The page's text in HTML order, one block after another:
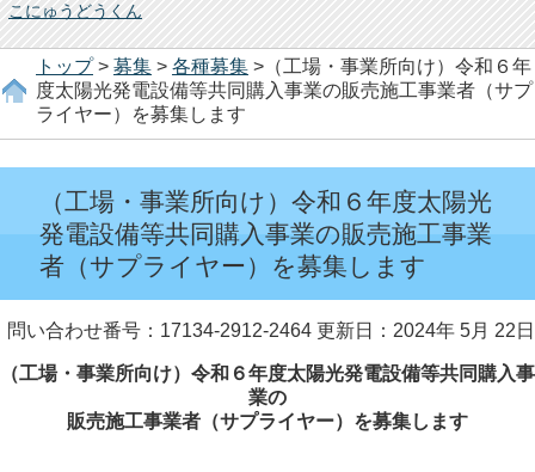
こにゅうどうくん
トップ> 募集 > 各種募集 >（工場・事業所向け）令和６年
度太陽光発電設備等共同購入事業の販売施工事業者（サプ
ライヤー）を募集します
（工場・事業所向け）令和６年度太陽光
発電設備等共同購入事業の販売施工事業
者（サプライヤー）を募集します
問い合わせ番号：17134-2912-2464 更新日：2024年 5月 22日
（工場・事業所向け）令和６年度太陽光発電設備等共同購入事
業の
販売施工事業者（サプライヤー）を募集します